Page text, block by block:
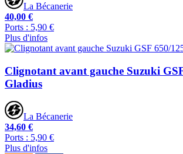
La Bécanerie
40,00 €
Ports : 5,90 €
Plus d'infos
Clignotant avant gauche Suzuki
Gladius
La Bécanerie
34,60 €
Ports : 5,90 €
Plus d'infos